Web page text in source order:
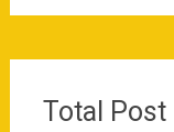
Total Post